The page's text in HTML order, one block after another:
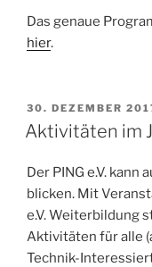
Das genaue
hier.
VERÖFFENTLICHT
AM
30. DEZEMBER
Aktivitäten im
Der PING e.V.
blicken. Mit
e.V. Weiterbildung
Aktivitäten für alle
Technik-